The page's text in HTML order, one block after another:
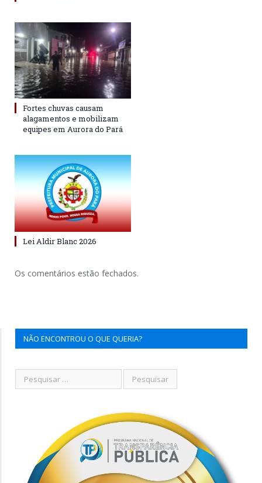
Fortes chuvas causam
alagamentos e mobilizam
equipes em Aurora do Pará
Lei Aldir Blanc 2026
Os comentários estão fechados.
NÃO ENCONTROU O QUE QUERIA?